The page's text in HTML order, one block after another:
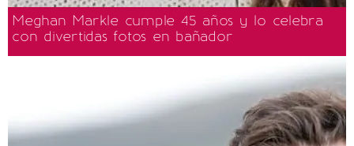
Meghan Markle cumple 45 años y lo celebra
con divertidas fotos en bañador